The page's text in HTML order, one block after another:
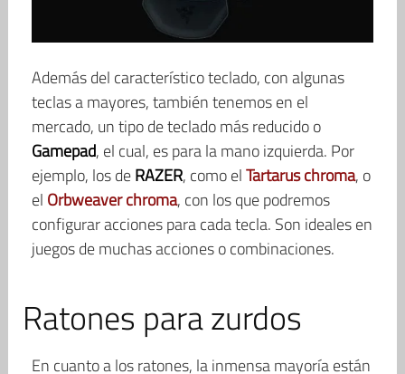
Además del característico teclado, con algunas
teclas a mayores, también tenemos en el
mercado, un tipo de teclado más reducido o
Gamepad, el cual, es para la mano izquierda. Por
ejemplo, los deRAZER, como elTartarus chroma, o
el Orbweaver chroma, con los que podremos
configurar acciones para cada tecla. Son ideales en
juegos de muchas acciones o combinaciones.
Ratones para zurdos
En cuanto a los ratones, la inmensa mayoría están